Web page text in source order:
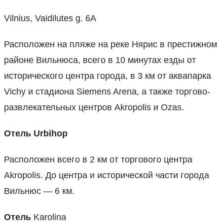
Vilnius, Vaidilutes g. 6A
Расположен на пляже на реке Нярис в престижном
районе Вильнюса, всего в 10 минутах езды от
исторического центра города, в 3 км от аквапарка
Vichy и стадиона Siemens Arena, а также торгово-
развлекательных центров Akropolis и Ozas.
Отель Urbihop
Расположен всего в 2 км от торгового центра
Akropolis. До центра и исторической части города
Вильнюс — 6 км.
Отель Karolina